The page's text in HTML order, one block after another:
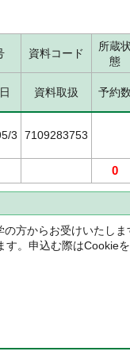
資料コード
所蔵
態
資料取扱 予約
3 7109283753
0
方からお受けいたしま
。申込む際はCookie